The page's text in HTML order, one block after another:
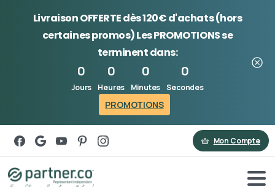
Livraison OFFERTE dès 120€ d'achats (hors
certaines promos) LesPROMOTIONSse
terminent dans:
0
Jours
0
Heures
0
Minutes
0
Secondes
PROMOTIONS
Mon Compte